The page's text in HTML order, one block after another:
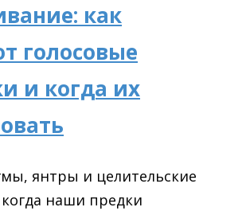
как
голосовые
и когда их
янтры и целительские
когда наши предки